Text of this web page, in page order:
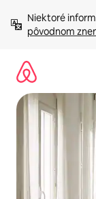
obsah.
Niektoré
pôvodnom